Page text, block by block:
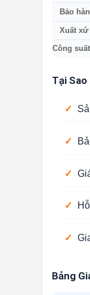
Bảo
Xuất xứ
Công suất
Tại
✓
✓
✓
✓
✓
Bảng